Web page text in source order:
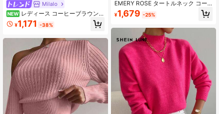
Milalo
NEW レディース コーヒーブラウン
タートルネック コールドショルダー
ワッフルニットセーター ルーズ 長袖
万能ニットトップス 秋冬用
¥1,171 -38%
EMERY ROSE タートルネック コー
ルドショルダー 2way セーター、長
袖ニットプルオーバー 秋冬用
¥1,679 -25%